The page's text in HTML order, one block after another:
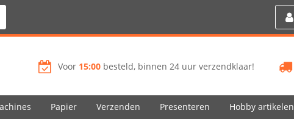
Voor 15:00 besteld, binnen 24 uur verzendklaar!
Papier Verzenden Presenteren Hobby artikelen